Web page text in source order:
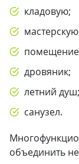
кладовую;
помещение
дровяник;
летний душ;
санузел.
объединить